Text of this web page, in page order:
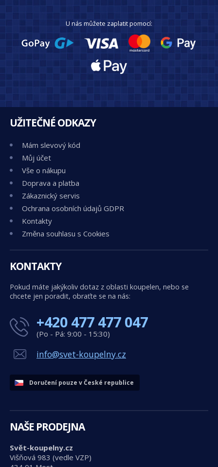
U nás můžete zaplatit pomocí:
UŽITEČNÉ ODKAZY
Mám slevový kód
Můj účet
Vše o nákupu
Doprava a platba
Zákaznický servis
Ochrana osobních údajů GDPR
Kontakty
Změna souhlasu s Cookies
KONTAKTY
Pokud máte jakýkoliv dotaz z oblasti koupelen, nebo se
chcete jen poradit, obraťte se na nás:
+420 477 477 047
(Po - Pá: 9:00 - 15:30)
info@svet-koupelny.cz
Doručení pouze v České republice
NAŠE PRODEJNA
Svět-koupelny.cz
Višňová 983 (vedle VZP)